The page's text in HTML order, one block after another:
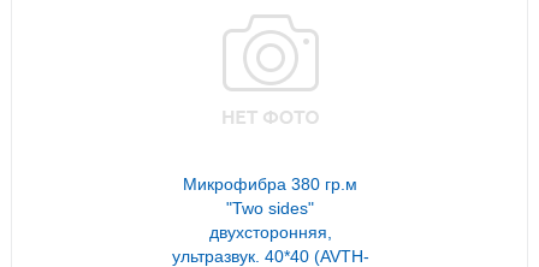
Микрофибра 380 гр.м
"Two sides"
двухсторонняя,
ультразвук. 40*40 (AVTH-